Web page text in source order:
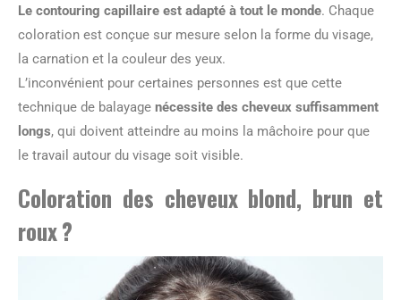
Le contouring capillaire est adapté à tout le monde. Chaque
coloration est conçue sur mesure selon la forme du visage,
la carnation et la couleur des yeux.
L’inconvénient pour certaines personnes est que cette
technique de balayage nécessite des cheveux suffisamment
longs, qui doivent atteindre au moins la mâchoire pour que
le travail autour du visage soit visible.
Coloration des cheveux blond, brun et
roux ?